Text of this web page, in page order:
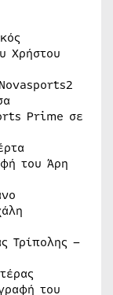
Χρήστου
Prime σε
του Άρη
Τρίπολης –
του